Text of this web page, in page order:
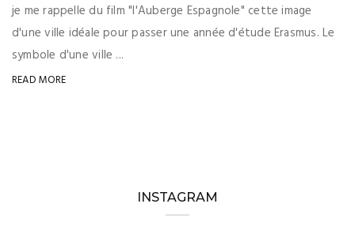
je me rappelle du film "l'Auberge Espagnole" cette image
d'une ville idéale pour passer une année d'étude Erasmus. Le
symbole d'une ville ...
READ MORE
INSTAGRAM